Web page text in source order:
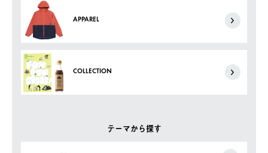
APPAREL
COLLECTION
テーマから探す